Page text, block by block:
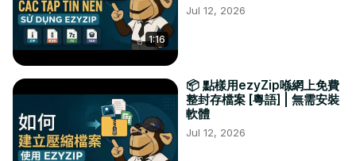
1:16
Jul 12, 2026
📦 點樣用ezyZip喺網上免費
整封存檔案 [粵語] | 無需安裝
軟體
Jul 12, 2026